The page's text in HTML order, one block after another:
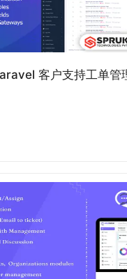
客户支持工单管